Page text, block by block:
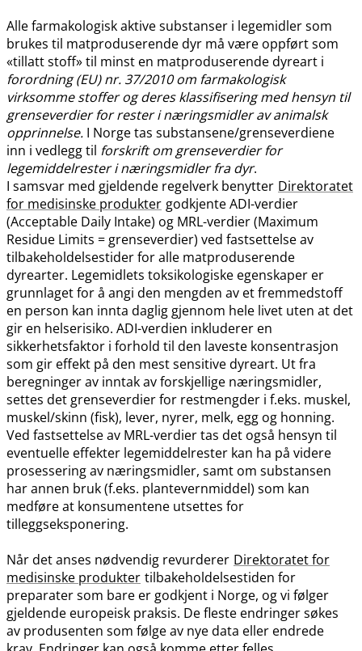
Alle farmakologisk aktive substanser i legemidler som
brukes til matproduserende dyr må være oppført som
«tillatt stoff» til minst en matproduserende dyreart i
forordning (EU) nr. 37/2010 om farmakologisk
virksomme stoffer og deres klassifisering med hensyn til
grenseverdier for rester i næringsmidler av animalsk
opprinnelse. I Norge tas substansene​/​grenseverdiene
inn i vedlegg til forskrift om grenseverdier for
legemiddelrester i næringsmidler fra dyr.
I samsvar med gjeldende regelverk benytter Direktoratet
for medisinske produkter godkjente ADI-verdier
(Acceptable Daily Intake) og MRL-verdier (Maximum
Residue Limits = grenseverdier) ved fastsettelse av
tilbakeholdelsestider for alle matproduserende
dyrearter. Legemidlets toksikologiske egenskaper er
grunnlaget for å angi den mengden av et fremmedstoff
en person kan innta daglig gjennom hele livet uten at det
gir en helserisiko. ADI-verdien inkluderer en
sikkerhetsfaktor i forhold til den laveste konsentrasjon
som gir effekt på den mest sensitive dyreart. Ut fra
beregninger av inntak av forskjellige næringsmidler,
settes det grenseverdier for restmengder i f.eks. muskel,
muskel​/​skinn (fisk), lever, nyrer, melk, egg og honning.
Ved fastsettelse av MRL-verdier tas det også hensyn til
eventuelle effekter legemiddelrester kan ha på videre
prosessering av næringsmidler, samt om substansen
har annen bruk (f.eks. plantevernmiddel) som kan
medføre at konsumentene utsettes for
tilleggseksponering.
Når det anses nødvendig revurderer Direktoratet for
medisinske produkter tilbakeholdelsestiden for
preparater som bare er godkjent i Norge, og vi følger
gjeldende europeisk praksis. De fleste endringer søkes
av produsenten som følge av nye data eller endrede